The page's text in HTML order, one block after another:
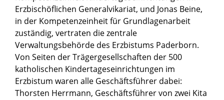
Erzbischöflichen Generalvikariat, und Jonas Beine,
in der Kompetenzeinheit für Grundlagenarbeit
zuständig, vertraten die zentrale
Verwaltungsbehörde des Erzbistums Paderborn.
Von Seiten der Trägergesellschaften der 500
katholischen Kindertageseinrichtungen im
Erzbistum waren alle Geschäftsführer dabei:
Thorsten Herrmann, Geschäftsführer von zwei Kita